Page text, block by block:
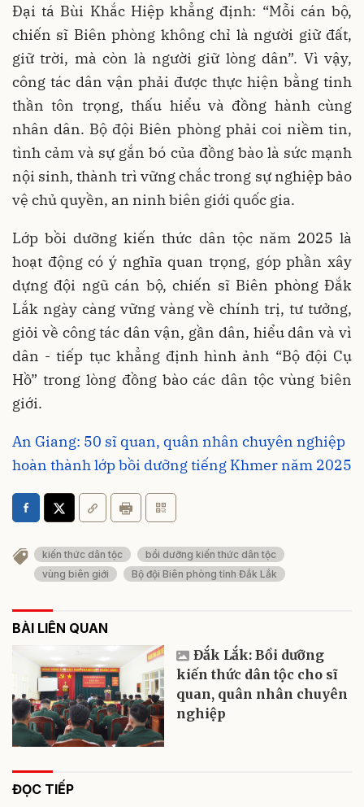
Đại tá Bùi Khắc Hiệp khẳng định: “Mỗi cán bộ,
chiến sĩ Biên phòng không chỉ là người giữ đất,
giữ trời, mà còn là người giữ lòng dân”. Vì vậy,
công tác dân vận phải được thực hiện bằng tinh
thần tôn trọng, thấu hiểu và đồng hành cùng
nhân dân. Bộ đội Biên phòng phải coi niềm tin,
tình cảm và sự gắn bó của đồng bào là sức mạnh
nội sinh, thành trì vững chắc trong sự nghiệp bảo
vệ chủ quyền, an ninh biên giới quốc gia.
Lớp bồi dưỡng kiến thức dân tộc năm 2025 là
hoạt động có ý nghĩa quan trọng, góp phần xây
dựng đội ngũ cán bộ, chiến sĩ Biên phòng Đắk
Lắk ngày càng vững vàng về chính trị, tư tưởng,
giỏi về công tác dân vận, gần dân, hiểu dân và vì
dân - tiếp tục khẳng định hình ảnh “Bộ đội Cụ
Hồ” trong lòng đồng bào các dân tộc vùng biên
giới.
An Giang: 50 sĩ quan, quân nhân chuyên nghiệp
hoàn thành lớp bồi dưỡng tiếng Khmer năm 2025
kiến thức dân tộc
bồi dưỡng kiến thức dân tộc
vùng biên giới
Bộ đội Biên phòng tỉnh Đắk Lắk
BÀI LIÊN QUAN
Đắk Lắk: Bồi dưỡng
kiến thức dân tộc cho sĩ
quan, quân nhân chuyên
nghiệp
ĐỌC TIẾP